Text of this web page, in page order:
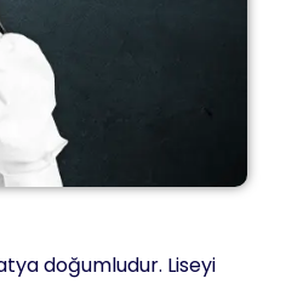
doğumludur. Liseyi